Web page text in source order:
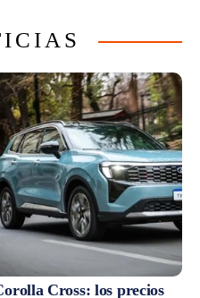
Cross: los precios